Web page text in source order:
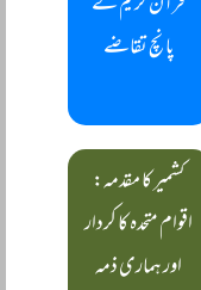
پانچ تقاضے
کشمیر کا مقدمہ:
اقوام متحدہ کا کردار
اور ہماری ذمہ